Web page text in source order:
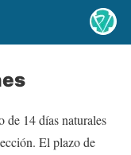
de 14 días naturales
El plazo de